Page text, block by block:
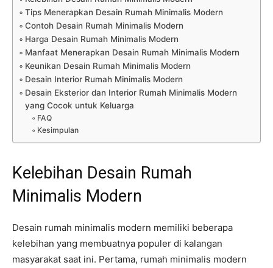
Tips Menerapkan Desain Rumah Minimalis Modern
Contoh Desain Rumah Minimalis Modern
Harga Desain Rumah Minimalis Modern
Manfaat Menerapkan Desain Rumah Minimalis Modern
Keunikan Desain Rumah Minimalis Modern
Desain Interior Rumah Minimalis Modern
Desain Eksterior dan Interior Rumah Minimalis Modern
yang Cocok untuk Keluarga
FAQ
Kesimpulan
Kelebihan Desain Rumah
Minimalis Modern
Desain rumah minimalis modern memiliki beberapa
kelebihan yang membuatnya populer di kalangan
masyarakat saat ini. Pertama, rumah minimalis modern